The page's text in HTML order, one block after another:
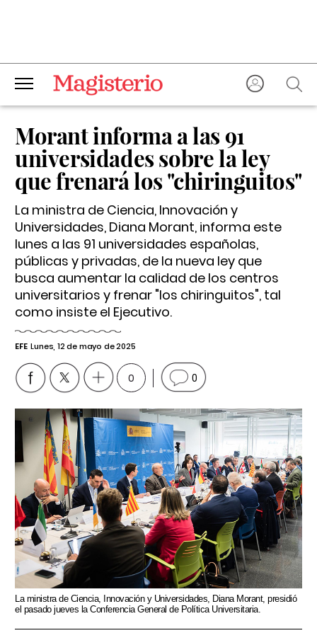
Morant informa a las 91
universidades sobre la ley
que frenará los "chiringuitos"
La ministra de Ciencia, Innovación y
Universidades, Diana Morant, informa este
lunes a las 91 universidades españolas,
públicas y privadas, de la nueva ley que
busca aumentar la calidad de los centros
universitarios y frenar "los chiringuitos", tal
como insiste el Ejecutivo.
EFE Lunes, 12 de mayo de 2025
0 0
La ministra de Ciencia, Innovación y Universidades, Diana Morant, presidió
el pasado jueves la Conferencia General de Política Universitaria.